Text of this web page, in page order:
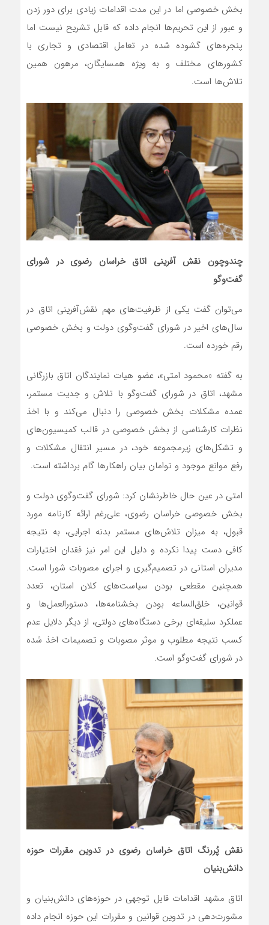
بخش خصوصی اما در این مدت اقدامات زیادی برای دور زدن
و عبور از این تحریم‌ها انجام داده که قابل تشریح نیست اما
پنجره‌های گشوده شده در تعامل اقتصادی و تجاری با
کشورهای مختلف و به ویژه همسایگان، مرهون همین
تلاش‌ها است.
چندوچون نقش آفرینی اتاق خراسان رضوی در شورای
گفت‌وگو
می‌توان گفت یکی از ظرفیت‌های مهم نقش‌آفرینی اتاق در
سال‌های اخیر در شورای گفت‌وگوی دولت و بخش خصوصی
رقم خورده است.
به گفته «محمود امتی»، عضو هیات نمایندگان اتاق بازرگانی
مشهد، اتاق در شورای گفت‌وگو با تلاش و جدیت مستمر،
عمده مشکلات بخش خصوصی را دنبال می‌کند و با اخذ
نظرات کارشناسی از بخش خصوصی در قالب کمیسیون‌های
و تشکل‌های زیرمجموعه خود، در مسیر انتقال مشکلات و
رفع موانع موجود و توامان بیان راهکارها گام برداشته است.
امتی در عین حال خاطرنشان کرد: شورای گفت‌وگوی دولت و
بخش خصوصی خراسان رضوی، علی‌رغم ارائه کارنامه مورد
قبول، به میزان تلاش‌های مستمر بدنه اجرایی، به نتیجه
کافی دست پیدا نکرده و دلیل این امر نیز فقدان اختیارات
مدیران استانی در تصمیم‌گیری و اجرای مصوبات شورا است.
همچنین مقطعی بودن سیاست‌های کلان استان، تعدد
قوانین، خلق‌الساعه بودن بخشنامه‌ها، دستورالعمل‎‌ها و
عملکرد سلیقه‌ای برخی دستگاه‌های دولتی، از دیگر دلایل عدم
کسب نتیجه مطلوب و موثر مصوبات و تصمیمات اخذ شده
در شورای گفت‌وگو است.
نقش پُررنگ اتاق خراسان رضوی در تدوین مقررات حوزه
دانش‌بنیان
اتاق مشهد اقدامات قابل توجهی در حوزه‌های دانش‌بنیان و
مشورت‌دهی در تدوین قوانین و مقررات این حوزه انجام داده